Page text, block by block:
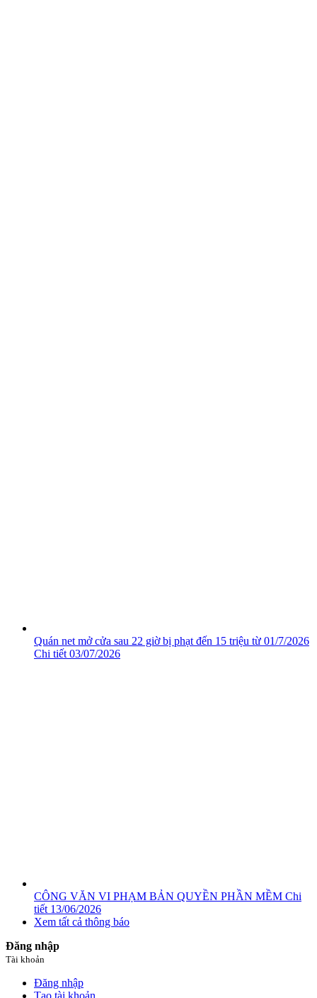
Quán net mở cửa sau 22 giờ bị phạt đến 15 triệu từ 01/7/2026
Chi tiết 03/07/2026
CÔNG VĂN VI PHẠM BẢN QUYỀN PHẦN MỀM Chi
tiết 13/06/2026
Xem tất cả thông báo
Đăng nhập
Tài khoản
Đăng nhập
Tạo tài khoản